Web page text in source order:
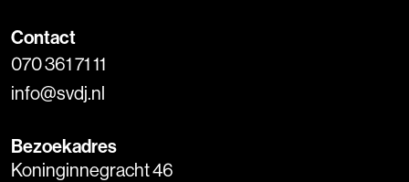
Contact
070 361 71 11
info@svdj.nl
Bezoekadres
Koninginnegracht 46